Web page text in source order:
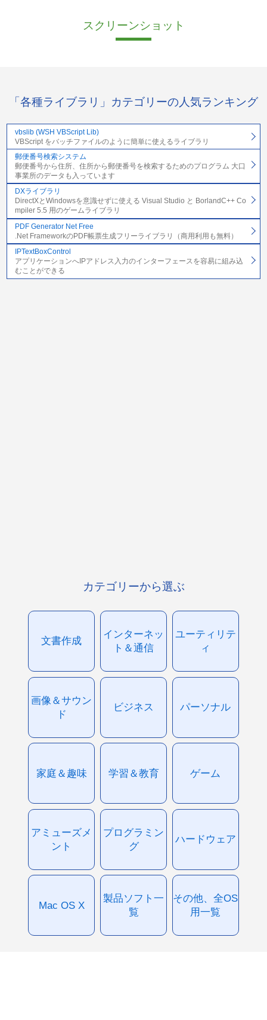
スクリーンショット
「各種ライブラリ」カテゴリーの人気ランキング
vbslib (WSH VBScript Lib)
VBScript をバッチファイルのように簡単に使えるライブラリ
郵便番号検索システム
郵便番号から住所、住所から郵便番号を検索するためのプログラム 大口
事業所のデータも入っています
DXライブラリ
DirectXとWindowsを意識せずに使える Visual Studio と BorlandC++ Co
mpiler 5.5 用のゲームライブラリ
PDF Generator Net Free
.Net FrameworkのPDF帳票生成フリーライブラリ（商用利用も無料）
IPTextBoxControl
アプリケーションへIPアドレス入力のインターフェースを容易に組み込
むことができる
カテゴリーから選ぶ
文書作成
インターネッ
ト＆通信
ユーティリテ
ィ
画像＆サウン
ド
ビジネス パーソナル
家庭＆趣味 学習＆教育 ゲーム
アミューズメ
ント
プログラミン
グ
ハードウェア
Mac OS X
製品ソフト一
覧
その他、全OS
用一覧